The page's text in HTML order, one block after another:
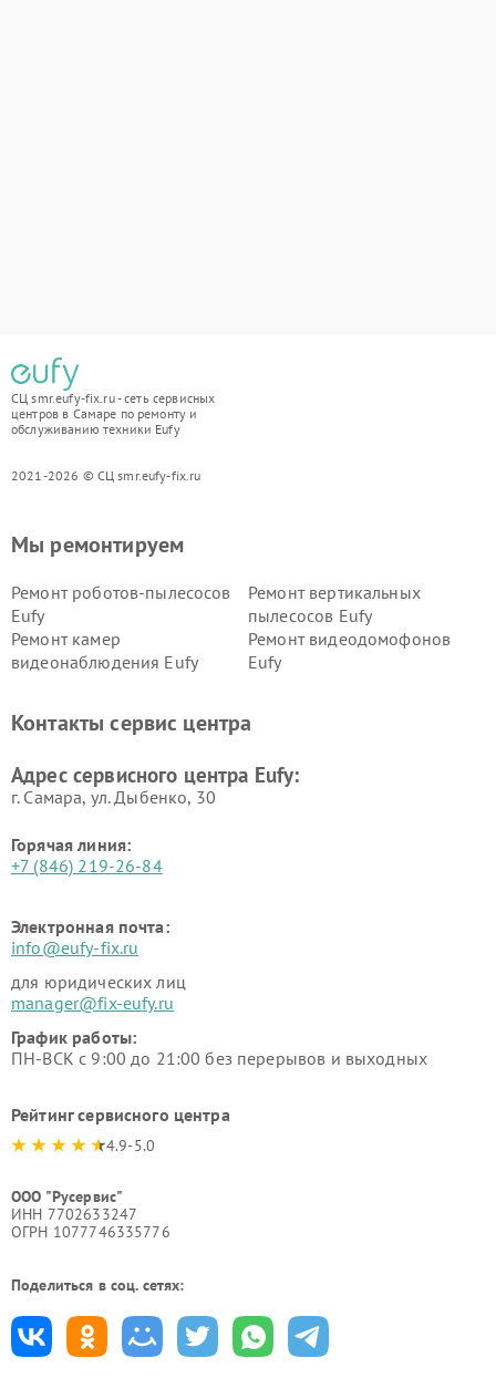
СЦ smr.eufy-fix.ru - сеть сервисных
центров в Самаре по ремонту и
обслуживанию техники Eufy
2021-2026 © СЦ smr.eufy-fix.ru
Мы ремонтируем
Ремонт роботов-пылесосов
Eufy
Ремонт вертикальных
пылесосов Eufy
Ремонт камер
видеонаблюдения Eufy
Ремонт видеодомофонов
Eufy
Контакты сервис центра
Адрес сервисного центра Eufy:
г. Самара, ул. Дыбенко, 30
Горячая линия:
+7 (846) 219-26-84
Электронная почта:
info@eufy-fix.ru
для юридических лиц
manager@fix-eufy.ru
График работы:
ПН-ВСК с 9:00 до 21:00 без перерывов и выходных
Рейтинг сервисного центра
4.9-5.0
ООО "Русервис"
ИНН 7702633247
ОГРН 1077746335776
Поделиться в соц. сетях: